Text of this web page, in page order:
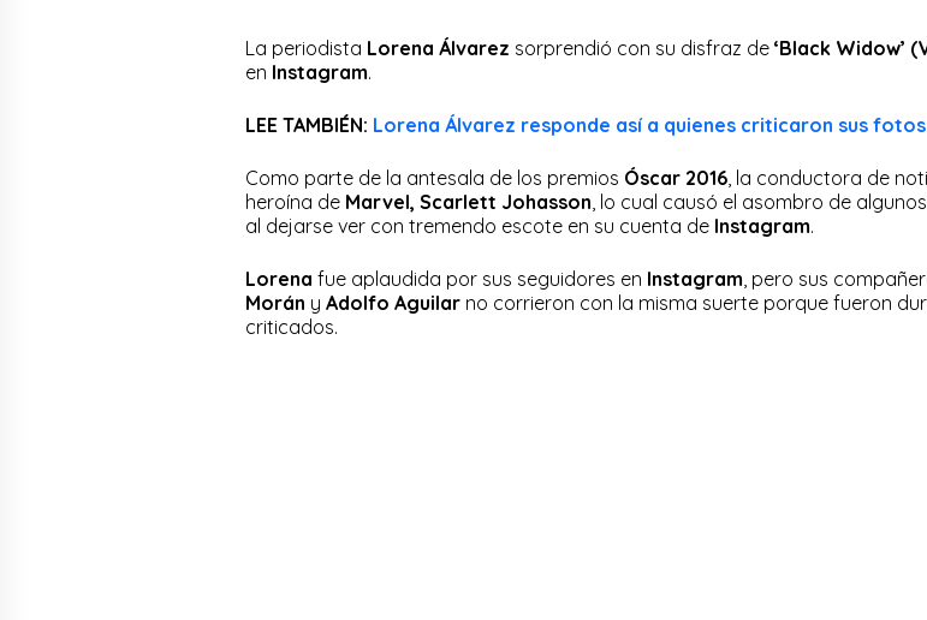
La periodista Lorena Álvarez sorprendió con su disfraz de ‘Black Widow’
en Instagram.
LEE TAMBIÉN: Lorena Álvarez responde así a quienes criticaron sus
Como parte de la antesala de los premios Óscar 2016 , la conductora de
heroína de Marvel, Scarlett Johasson , lo cual causó el asombro de
al dejarse ver con tremendo escote en su cuenta de Instagram.
Lorena fue aplaudida por sus seguidores en Instagram , pero sus
Morán y Adolfo Aguilar no corrieron con la misma suerte porque fueron
criticados.